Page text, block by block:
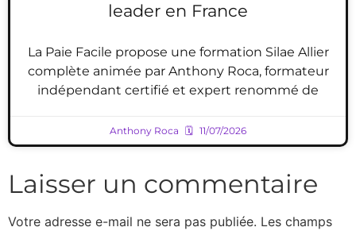
leader en France
La Paie Facile propose une formation Silae Allier
complète animée par Anthony Roca, formateur
indépendant certifié et expert renommé de
Anthony Roca 11/07/2026
Laisser un commentaire
Votre adresse e-mail ne sera pas publiée. Les champs